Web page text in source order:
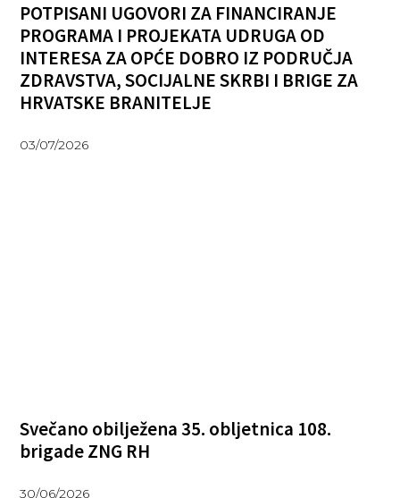
POTPISANI UGOVORI ZA FINANCIRANJE
PROGRAMA I PROJEKATA UDRUGA OD
INTERESA ZA OPĆE DOBRO IZ PODRUČJA
ZDRAVSTVA, SOCIJALNE SKRBI I BRIGE ZA
HRVATSKE BRANITELJE
03/07/2026
Svečano obilježena 35. obljetnica 108.
brigade ZNG RH
30/06/2026